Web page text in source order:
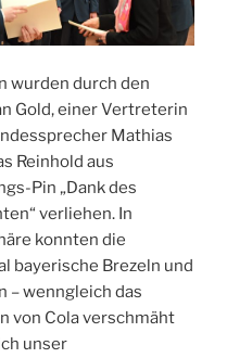
wurden durch den
Gold, einer Vertreterin
Mathias
Reinhold aus
Pin „Dank des
verliehen. In
konnten die
bayerische Brezeln und
– wenngleich das
von Cola verschmäht
unser